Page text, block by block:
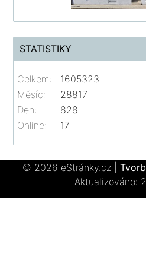
STATISTIKY
Online: 17
Celkem:
1605323
Měsíc:
28817
Den:
828
© 2026 eStránky.cz
Aktualizováno: